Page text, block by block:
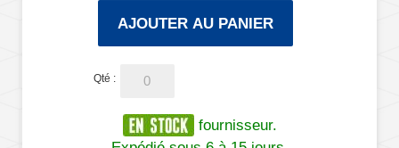
AJOUTER AU PANIER
Qté :
fournisseur.